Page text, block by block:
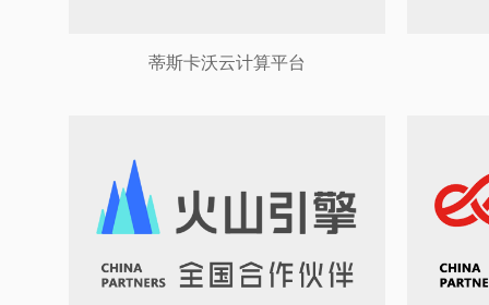
蒂斯卡沃云计算平台